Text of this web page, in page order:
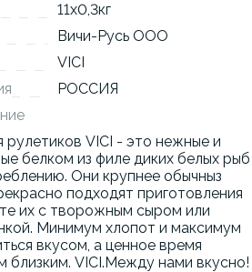
11x0,3кг
Вичи-Русь ООО
VICI
РОССИЯ
рулетиков VICI - это нежные и
белком из филе диких белых рыб
Они крупнее обычныз
подходят приготовления
их с творожным сыром или
Минимум хлопот и максимум
вкусом, а ценное время
близким. VICI.Между нами вкусно!